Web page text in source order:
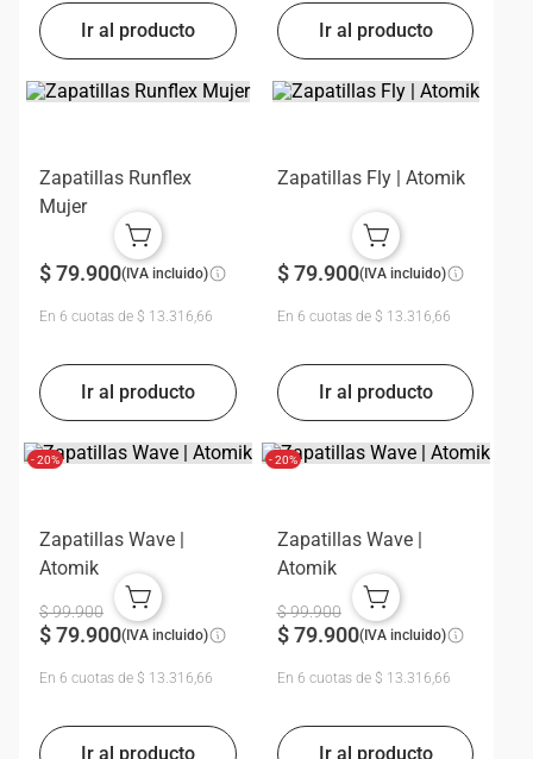
Zapatillas Runflex
Mujer
$79.900(IVA incluido)
En 6 cuotas de $ 13.316,66
Zapatillas Fly | Atomik
$ 79.900(IVA incluido)
En 6 cuotas de $ 13.316,66
- 20%
Zapatillas Wave |
Atomik
$99.900
$79.900(IVA incluido)
En 6 cuotas de $ 13.316,66
- 20%
Zapatillas Wave |
Atomik
$99.900
$ 79.900(IVA incluido)
En 6 cuotas de $ 13.316,66